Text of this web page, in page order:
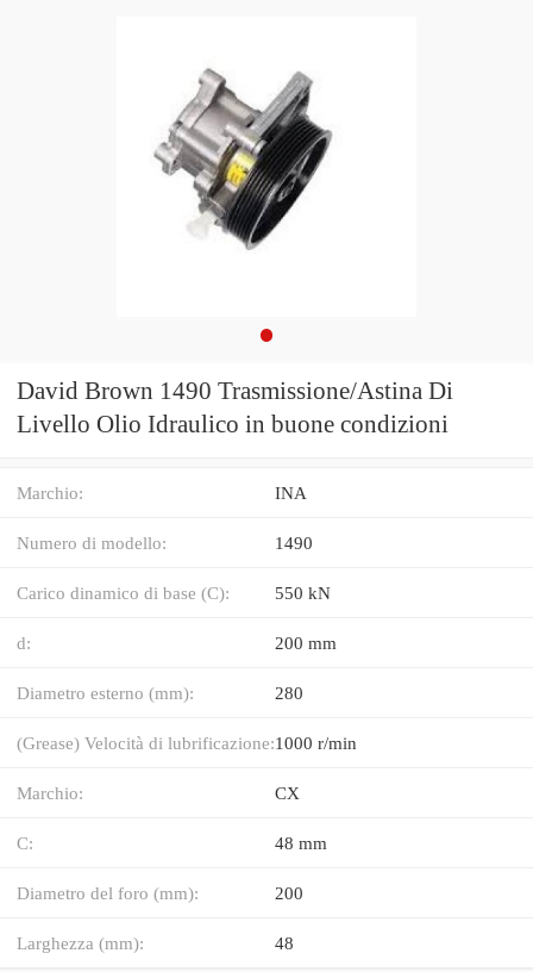
David Brown 1490 Trasmissione/Astina Di
Livello Olio Idraulico in buone condizioni
Marchio: INA
Numero di modello: 1490
Carico dinamico di base (C): 550 kN
d: 200 mm
Diametro esterno (mm): 280
(Grease) Velocità di lubrificazione:1000 r/min
Marchio: CX
C: 48 mm
Diametro del foro (mm): 200
Larghezza (mm): 48